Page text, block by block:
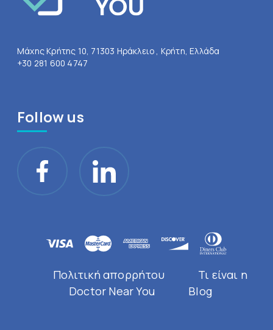
Μάχης Κρήτης 10, 71303 Ηράκλειο , Κρήτη, Ελλάδα
+30 281 600 4747
Follow us
Πολιτική απορρήτου
Τι είναι η
Doctor Near You
Blog